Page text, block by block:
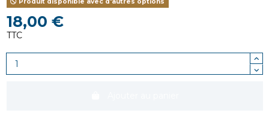
Produit disponible avec d'autres options
18,00 €
TTC